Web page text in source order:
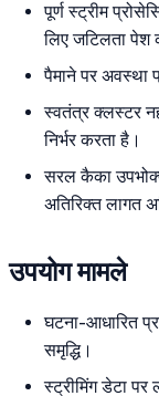
पूर्ण स्ट्रीम
लिए जटिलता
पैमाने पर अवस्था
स्वतंत्र क्लस्टर
निर्भर करता है।
सरल कैका
अतिरिक्त लागत
उपयोग मामले
घटना-आधारित
समृद्धि।
स्ट्रीमिंग डेटा पर